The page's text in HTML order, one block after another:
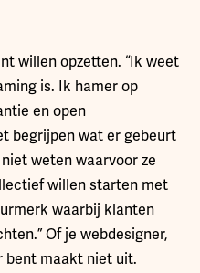
willen opzetten. “Ik weet
is. Ik hamer op
en open
begrijpen wat er gebeurt
weten waarvoor ze
willen starten met
waarbij klanten
Of je webdesigner,
bent maakt niet uit.